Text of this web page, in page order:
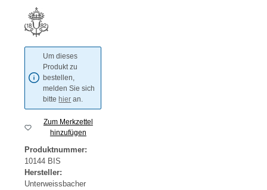
Um dieses
Produkt zu
bestellen,
melden Sie sich
bitte hier an.
Zum Merkzettel
hinzufügen
Produktnummer:
10144 BIS
Hersteller:
Unterweissbacher